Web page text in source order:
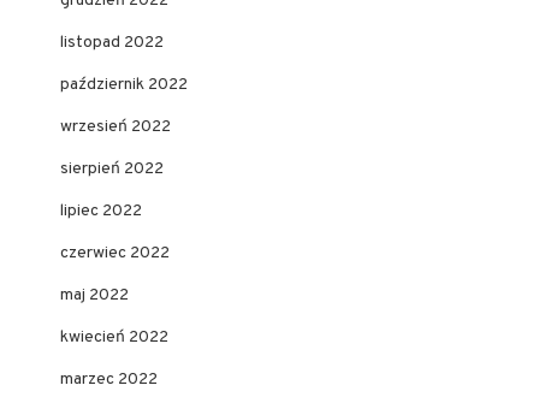
listopad 2022
październik 2022
wrzesień 2022
sierpień 2022
lipiec 2022
czerwiec 2022
maj 2022
kwiecień 2022
marzec 2022